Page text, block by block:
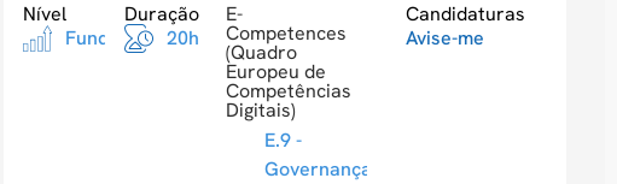
Nível
Fundamental
Duração
20h
E-
Competences
(Quadro
Europeu de
Competências
Digitais)
E.9 -
Governança
Candidaturas
Avise-me